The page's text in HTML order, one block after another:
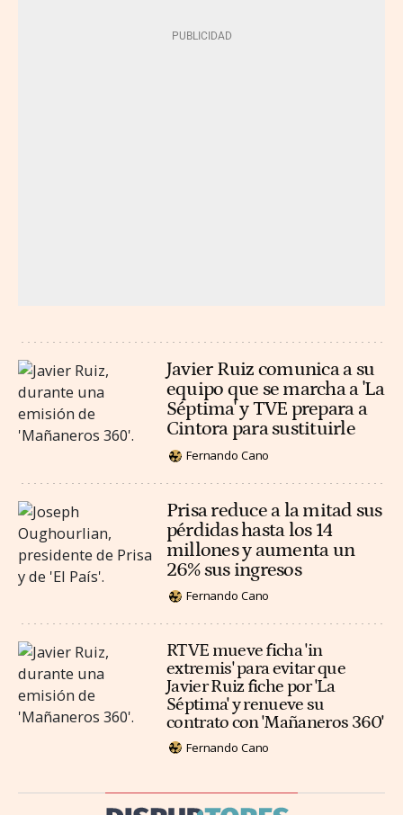
Javier Ruiz comunica a su
equipo que se marcha a 'La
Séptima' y TVE prepara a
Cintora para sustituirle
Fernando Cano
Prisa reduce a la mitad sus
pérdidas hasta los 14
millones y aumenta un
26% sus ingresos
Fernando Cano
RTVE mueve ficha 'in
extremis' para evitar que
Javier Ruiz fiche por 'La
Séptima' y renueve su
contrato con 'Mañaneros 360'
Fernando Cano